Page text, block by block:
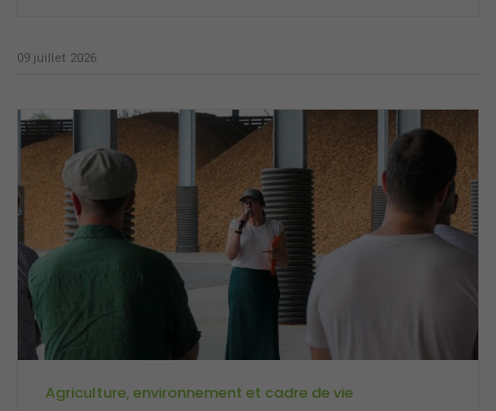
09 juillet 2026
Agriculture, environnement et cadre de vie